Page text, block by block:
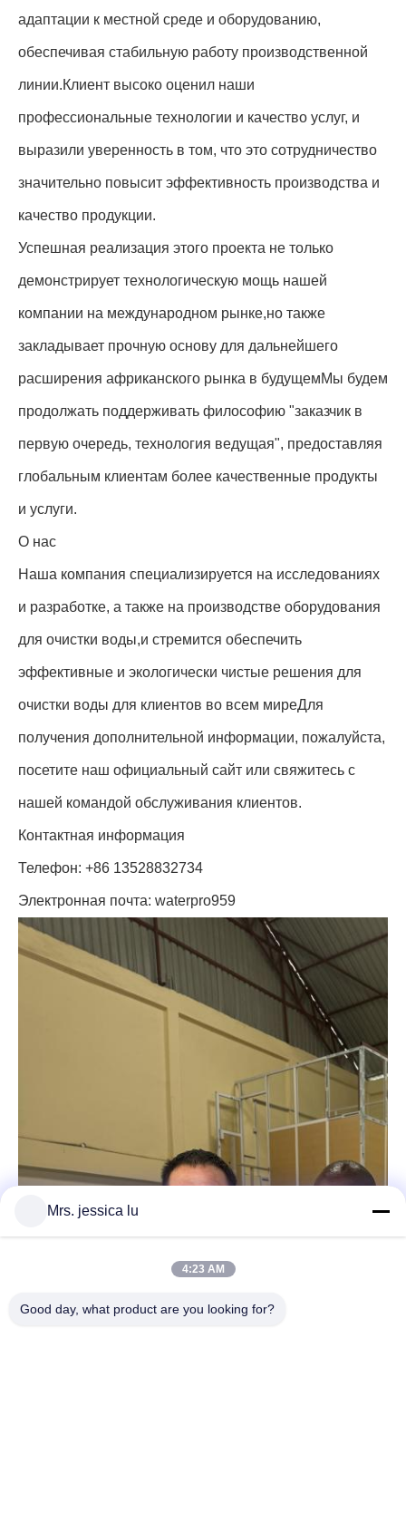
адаптации к местной среде и оборудованию,
обеспечивая стабильную работу производственной
линии.Клиент высоко оценил наши
профессиональные технологии и качество услуг, и
выразили уверенность в том, что это сотрудничество
значительно повысит эффективность производства и
качество продукции.
Успешная реализация этого проекта не только
демонстрирует технологическую мощь нашей
компании на международном рынке,но также
закладывает прочную основу для дальнейшего
расширения африканского рынка в будущемМы будем
продолжать поддерживать философию "заказчик в
первую очередь, технология ведущая", предоставляя
глобальным клиентам более качественные продукты
и услуги.
О нас
Наша компания специализируется на исследованиях
и разработке, а также на производстве оборудования
для очистки воды,и стремится обеспечить
эффективные и экологически чистые решения для
очистки воды для клиентов во всем миреДля
получения дополнительной информации, пожалуйста,
посетите наш официальный сайт или свяжитесь с
нашей командой обслуживания клиентов.
Контактная информация
Телефон: +86 13528832734
Электронная почта: waterpro959
Mrs. jessica lu
4:23 AM
Good day, what product are you looking for?